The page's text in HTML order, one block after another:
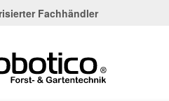
Fachhändler